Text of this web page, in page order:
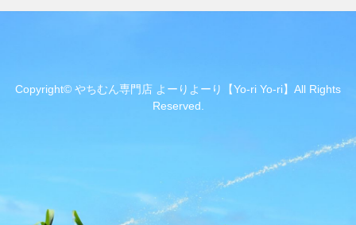
Copyright© やちむん専門店 よーりよーり【Yo-ri Yo-ri】All Rights
Reserved.